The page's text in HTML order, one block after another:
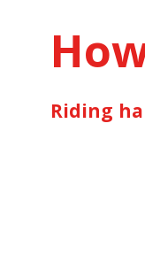
Riding